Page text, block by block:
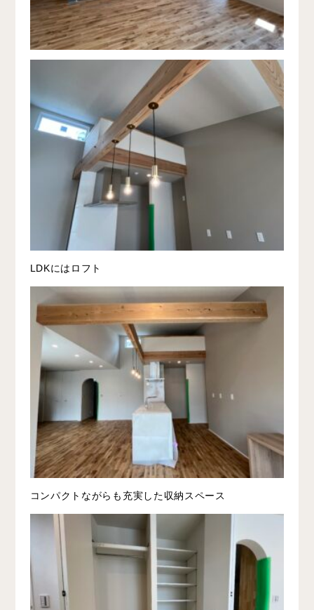
LDKにはロフト
コンパクトながらも充実した収納スペース